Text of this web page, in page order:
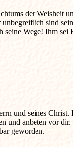
der Weisheit
unbegreiflich sind
seine Wege! Ihm sei
und seines Christ.
und anbeten vor
geworden.